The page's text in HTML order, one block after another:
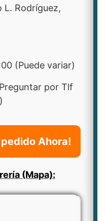
L. Rodríguez,
(Puede variar)
Preguntar por Tlf
pedido Ahora!
(Mapa):